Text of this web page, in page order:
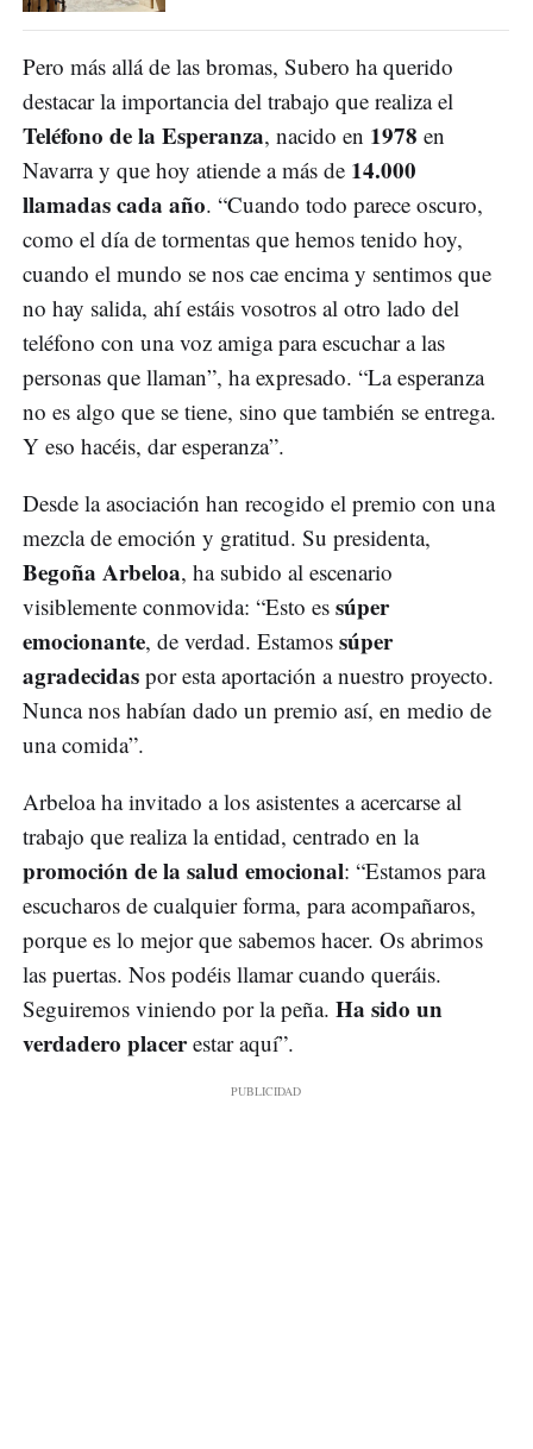
Pero más allá de las bromas, Subero ha querido
destacar la importancia del trabajo que realiza el
Teléfono de la Esperanza, nacido en 1978 en
Navarra y que hoy atiende a más de 14.000
llamadas cada año. “Cuando todo parece oscuro,
como el día de tormentas que hemos tenido hoy,
cuando el mundo se nos cae encima y sentimos que
no hay salida, ahí estáis vosotros al otro lado del
teléfono con una voz amiga para escuchar a las
personas que llaman”, ha expresado. “La esperanza
no es algo que se tiene, sino que también se entrega.
Y eso hacéis, dar esperanza”.
Desde la asociación han recogido el premio con una
mezcla de emoción y gratitud. Su presidenta,
Begoña Arbeloa, ha subido al escenario
visiblemente conmovida: “Esto es súper
emocionante, de verdad. Estamos súper
agradecidas por esta aportación a nuestro proyecto.
Nunca nos habían dado un premio así, en medio de
una comida”.
Arbeloa ha invitado a los asistentes a acercarse al
trabajo que realiza la entidad, centrado en la
promoción de la salud emocional: “Estamos para
escucharos de cualquier forma, para acompañaros,
porque es lo mejor que sabemos hacer. Os abrimos
las puertas. Nos podéis llamar cuando queráis.
Seguiremos viniendo por la peña. Ha sido un
verdadero placerestar aquí”.